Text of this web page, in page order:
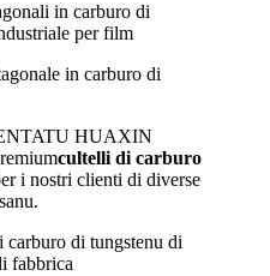
in carburo di
per film
in carburo di
HUAXIN
cultelli di carburo
i nostri clienti di diverse
carburo di tungstenu di
fabbrica